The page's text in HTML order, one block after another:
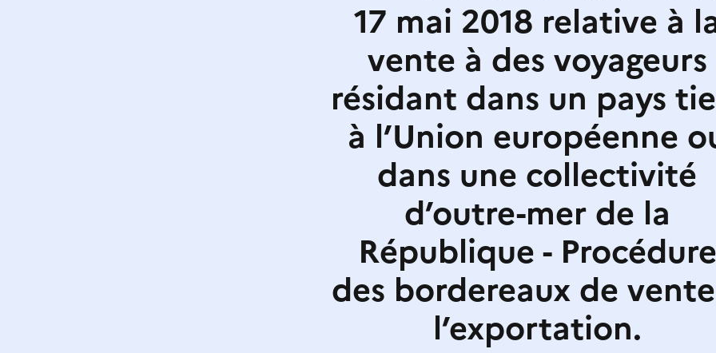
17 mai 2018 relative à
vente à des voyageurs
résidant dans un pays
à l’Union européenne
dans une collectivité
d’outre-mer de la
République - Procédure
des bordereaux de
l’exportation.